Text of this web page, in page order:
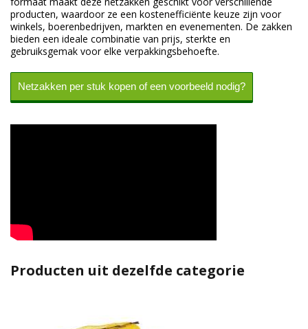
producten, waardoor ze een kostenefficiënte keuze zijn voor
winkels, boerenbedrijven, markten en evenementen. De zakken
bieden een ideale combinatie van prijs, sterkte en
gebruiksgemak voor elke verpakkingsbehoefte.
Netzakken per stuk kopen of een voorbeeld nodig?
Producten uit dezelfde categorie